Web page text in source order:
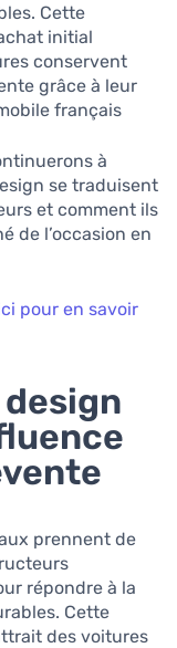
Cette
initial
conservent
grâce à leur
français.
à
se traduisent
et comment ils
de l’occasion en
pour en savoir
prennent de
répondre à la
Cette
des voitures